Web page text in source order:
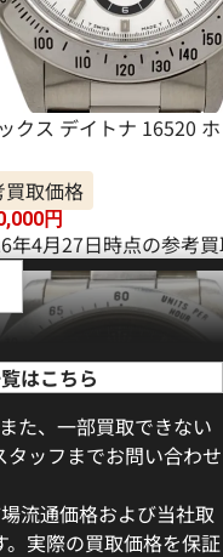
クス デイトナ 16520
買取価格
円
年4月27日時点の参考
はこちら
た、一部買取できない
ッフまでお問い合わせ
流通価格および当社取
実際の買取価格を保証